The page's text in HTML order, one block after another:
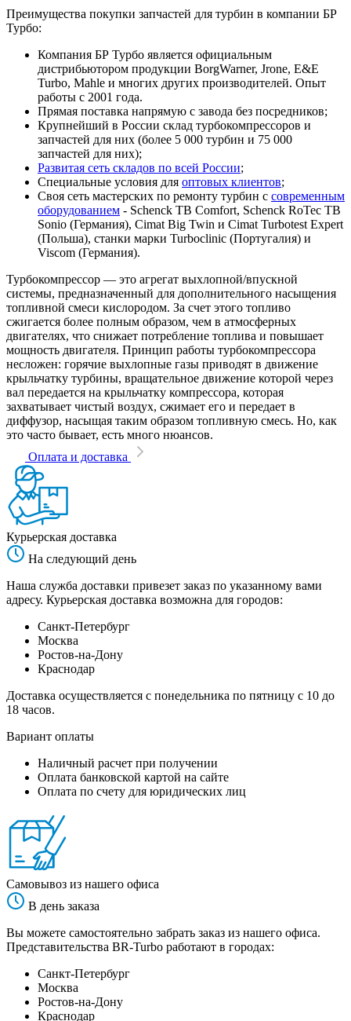
Преимущества покупки запчастей для турбин в компании БР
Турбо:
Компания БР Турбо является официальным
дистрибьютором продукции BorgWarner, Jrone, E&E
Turbo, Mahle и многих других производителей. Опыт
работы с 2001 года.
Прямая поставка напрямую с завода без посредников;
Крупнейший в России склад турбокомпрессоров и
запчастей для них (более 5 000 турбин и 75 000
запчастей для них);
Развитая сеть складов по всей России;
Специальные условия для оптовых клиентов;
Своя сеть мастерских по ремонту турбин с современным
оборудованием - Schenck TB Comfort, Schenck RoTec TB
Sonio (Германия), Cimat Big Twin и Cimat Turbotest Expert
(Польша), станки марки Turboclinic (Португалия) и
Viscom (Германия).
Турбокомпрессор — это агрегат выхлопной/впускной
системы, предназначенный для дополнительного насыщения
топливной смеси кислородом. За счет этого топливо
сжигается более полным образом, чем в атмосферных
двигателях, что снижает потребление топлива и повышает
мощность двигателя. Принцип работы турбокомпрессора
несложен: горячие выхлопные газы приводят в движение
крыльчатку турбины, вращательное движение которой через
вал передается на крыльчатку компрессора, которая
захватывает чистый воздух, сжимает его и передает в
диффузор, насыщая таким образом топливную смесь. Но, как
это часто бывает, есть много нюансов.
Оплата и доставка
Курьерская доставка
На следующий день
Наша служба доставки привезет заказ по указанному вами
адресу. Курьерская доставка возможна для городов:
Санкт-Петербург
Москва
Ростов-на-Дону
Краснодар
Доставка осуществляется с понедельника по пятницу с 10 до
18 часов.
Вариант оплаты
Наличный расчет при получении
Оплата банковской картой на сайте
Оплата по счету для юридических лиц
Самовывоз из нашего офиса
В день заказа
Вы можете самостоятельно забрать заказ из нашего офиса.
Представительства BR-Turbo работают в городах:
Санкт-Петербург
Москва
Ростов-на-Дону
Краснодар